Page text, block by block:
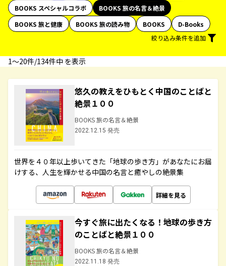
BOOKS スペシャルコラボ
BOOKS 旅の名言＆絶景
BOOKS 旅と健康
BOOKS 旅の読み物 BOOKS
D-Books
絞り込み条件を追加
1〜20件/134件中 を表示
悠久の教えをひもとく中国のことばと
絶景１００
BOOKS 旅の名言＆絶景
2022.12.15 発売
世界を４０年以上歩いてきた「地球の歩き方」があなたにお届
けする、人生を輝かせる中国の名言と癒やしの絶景集
詳細を見る
今すぐ旅に出たくなる！地球の歩き方
のことばと絶景１００
BOOKS 旅の名言＆絶景
2022.11.18 発売